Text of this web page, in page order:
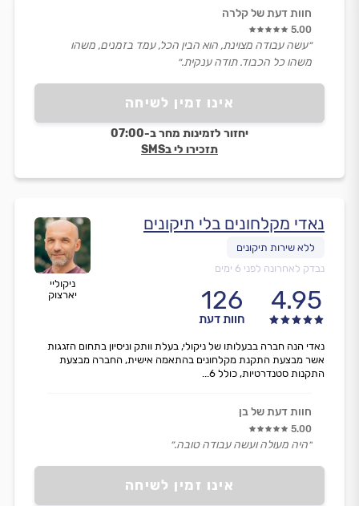
אינו זמין לשיחה
יחזור לזמינות מחר ב-07:00
תזכירו לי בSMS
חוות דעת של קלרה
5.00
״עשה עבודה מצוינת, הוא הבין הכל, עמד בזמנים, משהו
משהו כל הכבוד. תודה ענקית.״
ניקוליי
יארצוק
נאדי מקלחונים בלי תיקונים
נבדק לאחרונה לפני 6 ימים
4.95
126
חוות דעת
אינו זמין לשיחה
נאדי הנה חברה בבעלותו של ניקולי, בעלת וותק וניסיון בתחום הזגגות
אשר מבצעת התקנת מקלחונים בהתאמה אישית, החברה מבצעת
התקנות סטנדרטיות, כולל 6...
חוות דעת של בן
5.00
״היה מעולה ועשה עבודה טובה.״